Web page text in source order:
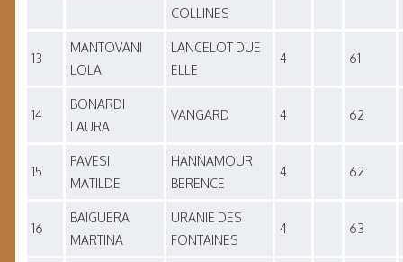
COLLINES
13
MANTOVANI
LOLA
LANCELOT DUE
ELLE
4 61
14
BONARDI
LAURA
VANGARD 4 62
15
PAVESI
MATILDE
HANNAMOUR
BERENCE
4 62
16
BAIGUERA
MARTINA
URANIE DES
FONTAINES
4 63